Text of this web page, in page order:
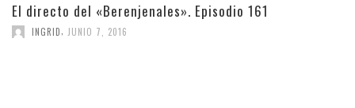
El directo del «Berenjenales». Episodio 161
INGRID JUNIO 7, 2016